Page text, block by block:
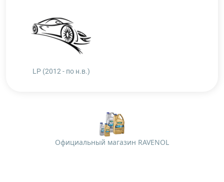
LP (2012 - по н.в.)
Официальный магазин RAVENOL